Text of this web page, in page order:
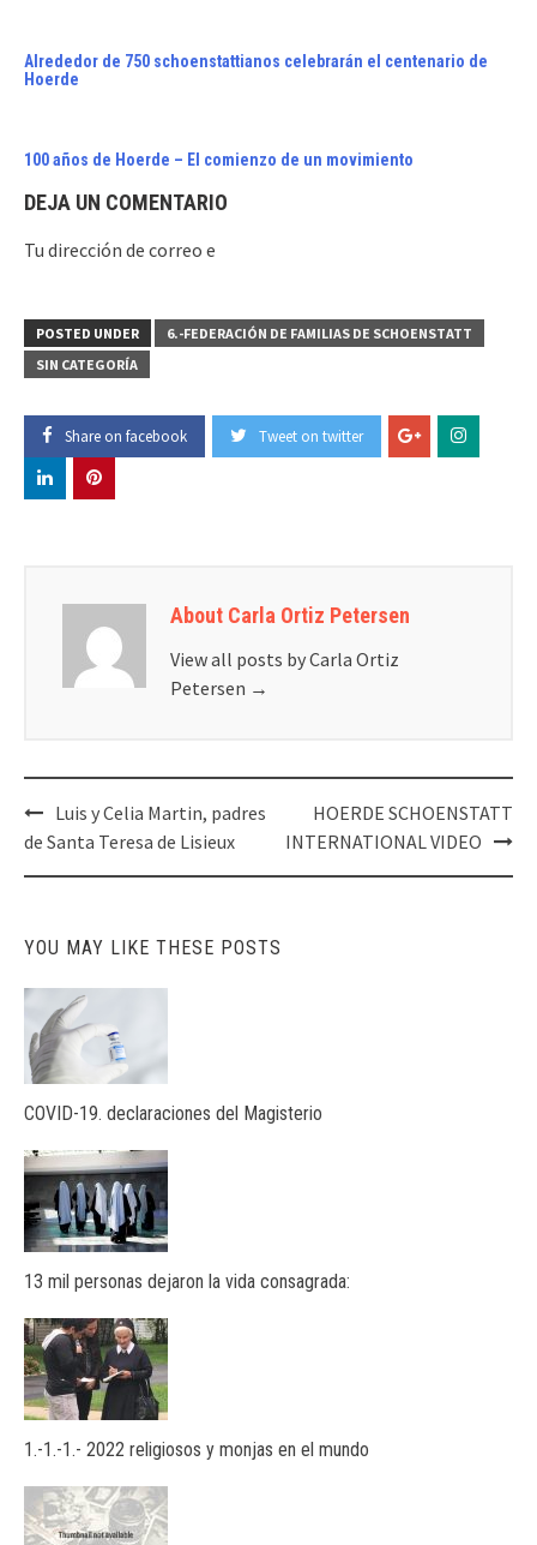
Alrededor de 750 schoenstattianos celebrarán el centenario de
Hoerde
100 años de Hoerde – El comienzo de un movimiento
DEJA UN COMENTARIO
Tu dirección de correo e
POSTED UNDER
6.-FEDERACIÓN DE FAMILIAS DE SCHOENSTATT
SIN CATEGORÍA
Share on facebook Tweet on twitter
About Carla Ortiz Petersen
View all posts by Carla Ortiz
Petersen →
Post
navigation
Luis y Celia Martin, padres
de Santa Teresa de Lisieux
HOERDE SCHOENSTATT
INTERNATIONAL VIDEO
YOU MAY LIKE THESE POSTS
COVID-19. declaraciones del Magisterio
13 mil personas dejaron la vida consagrada:
1.-1.-1.- 2022 religiosos y monjas en el mundo